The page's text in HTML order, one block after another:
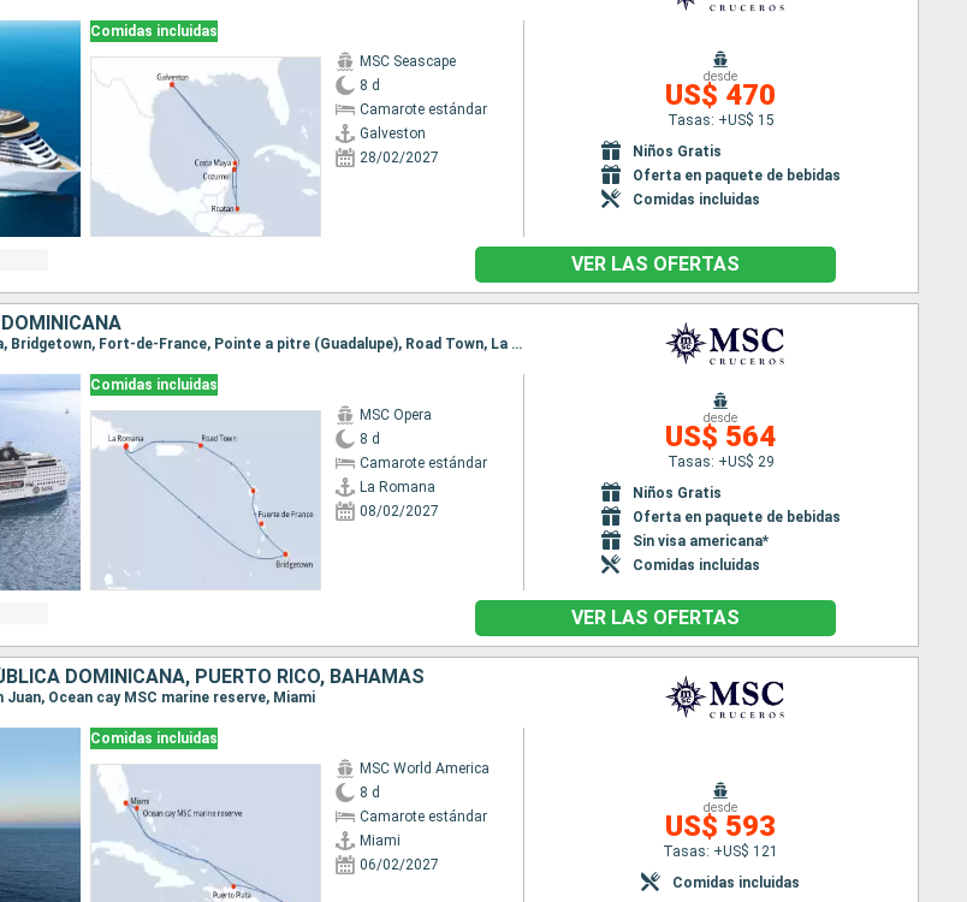
Comidas incluidas
MSC Seascape
8 d
Camarote estándar
Galveston
28/02/2027
desde
US$ 470
Tasas: +US$ 15
Niños Gratis
Oferta en paquete de bebidas
Comidas incluidas
VER LAS OFERTAS
Itinerario : La Romana, Isla Catalina, Bridgetown, Fort-de-France, Pointe a pitre (Guadalupe), Road Town, La Romana
Comidas incluidas
MSC Opera
8 d
Camarote estándar
La Romana
08/02/2027
desde
US$ 564
Tasas: +US$ 29
Niños Gratis
Oferta en paquete de bebidas
Sin visa americana*
Comidas incluidas
VER LAS OFERTAS
DOMINICANA, PUERTO RICO, BAHAMAS
Ocean cay MSC marine reserve, Miami
Comidas incluidas
MSC World America
8 d
Camarote estándar
Miami
06/02/2027
desde
US$ 593
Tasas: +US$ 121
Comidas incluidas